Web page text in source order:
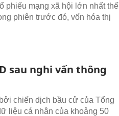
phiếu mạng xã hội lớn nhất thế
phiên trước đó, vốn hóa thị
sau nghi vấn thông
chiến dịch bầu cử của Tổng
liệu cá nhân của khoảng 50